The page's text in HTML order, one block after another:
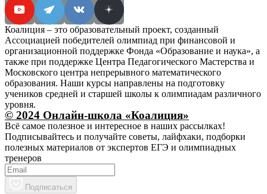
Коалиция – это образовательный проект, созданный
Ассоциацией победителей олимпиад при финансовой и
организационной поддержке Фонда «Образование и наука», а
также при поддержке Центра Педагогического Мастерства и
Московского центра непрерывного математического
образования. Наши курсы направлены на подготовку
учеников средней и старшей школы к олимпиадам различного
уровня.
© 2024 Онлайн-школа «Коалиция»
Всё самое полезное и интересное в наших рассылках!
Подписывайтесь и получайте советы, лайфхаки, подборки
полезных материалов от экспертов ЕГЭ и олимпиадных
тренеров
Подписаться